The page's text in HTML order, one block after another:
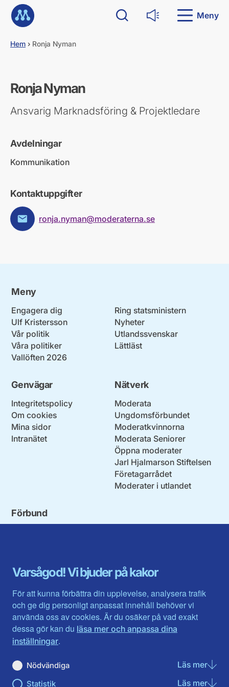
Varsågod! Vi bjuder på kakor
För att kunna förbättra din upplevelse, analysera trafik
och ge dig personligt anpassat innehåll behöver vi
använda oss av cookies. Är du osäker på vad exakt
dessa gör kan du läsa mer och anpassa dina
inställningar.
Nödvändiga Läs merom
Statistik Läs merom
Sök
Läs upp Meny
Hem › Ronja Nyman
Ronja Nyman
Ansvarig Marknadsföring & Projektledare
Avdelningar
Kommunikation
Kontaktuppgifter
E-post:ronja.nyman@moderaterna.se
Meny
Engagera dig
Ulf Kristersson
Vår politik
Våra politiker
Vallöften 2026
Ring statsministern
Nyheter
Utlandssvenskar
Lättläst
Genvägar
Integritetspolicy
Om cookies
Mina sidor
Intranätet
Nätverk
Moderata
Ungdomsförbundet
Moderatkvinnorna
Moderata Seniorer
Öppna moderater
Jarl Hjalmarson Stiftelsen
Företagarrådet
Moderater i utlandet
Förbund
Gävleborg
Halland
Jämtlands län
Jönköpings län
Kalmar län
Kronobergs län
Norrbotten
Skåne län
Värmlands län
Västerbotten
Västra Götaland
Västernorrland
Västmanland
Örebro län
Östergötland
Du hittar oss här på sociala medier